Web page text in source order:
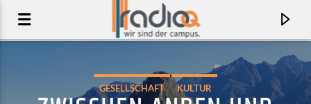
GESELLSCHAFT KULTUR